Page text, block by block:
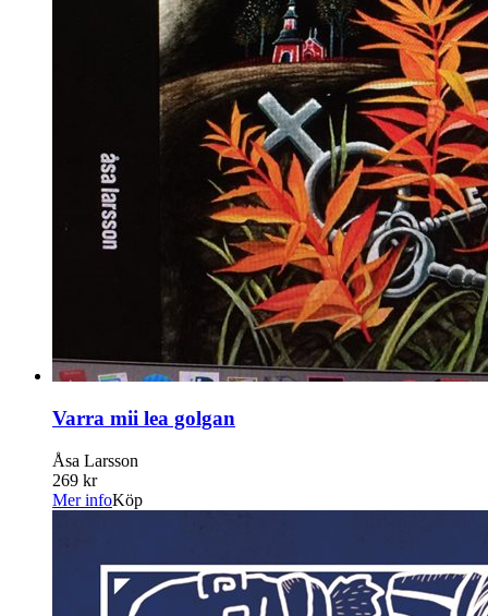
Varra mii lea golgan
Åsa Larsson
269 kr
Mer infoKöp